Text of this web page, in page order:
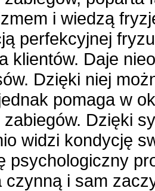
i wiedzą
perfekcyjnej
klientów. Daje
Dzięki niej
pomaga w
zabiegów. Dzięki
widzi kondycję
psychologiczny
czynną i sam